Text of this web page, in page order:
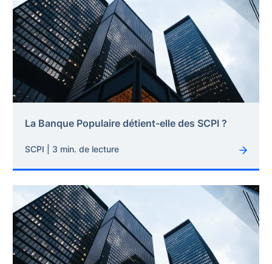
La Banque Populaire détient-elle des SCPI ?
SCPI | 3 min. de lecture